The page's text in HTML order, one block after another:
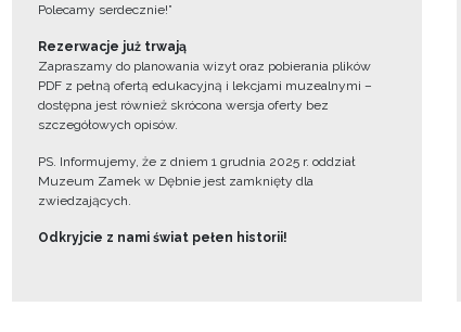
Polecamy serdecznie!”
Rezerwacje już trwają
Zapraszamy do planowania wizyt oraz pobierania plików
PDF z pełną ofertą edukacyjną i lekcjami muzealnymi –
dostępna jest również skrócona wersja oferty bez
szczegółowych opisów.
PS. Informujemy, że z dniem 1 grudnia 2025 r. oddział
Muzeum Zamek w Dębnie jest zamknięty dla
zwiedzających.
Odkryjcie z nami świat pełen historii!